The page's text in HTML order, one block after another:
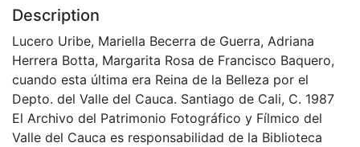
Description
Lucero Uribe, Mariella Becerra de Guerra, Adriana
Herrera Botta, Margarita Rosa de Francisco Baquero,
cuando esta última era Reina de la Belleza por el
Depto. del Valle del Cauca. Santiago de Cali, C. 1987
El Archivo del Patrimonio Fotográfico y Fílmico del
Valle del Cauca es responsabilidad de la Biblioteca